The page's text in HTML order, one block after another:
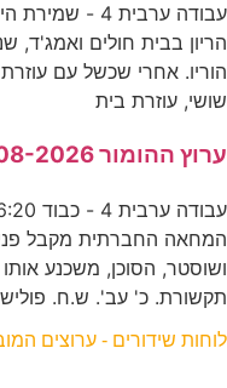
הריון בבית חולים
הוריו. אחרי שכשל עם
שושי, עוזרת בית
ערוץ ההומור 05-08-2026
המחאה החברתית מקבל
ושוסטר, הסוכן, משכנע
תקשורת. כ' עב'. ש.ח. פולישוק
לוחות שידורים - ערוצים